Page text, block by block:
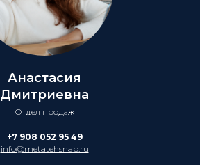
Анастасия
Дмитриевна
Отдел продаж
+7 908 052 95 49
info@metatehsnab.ru